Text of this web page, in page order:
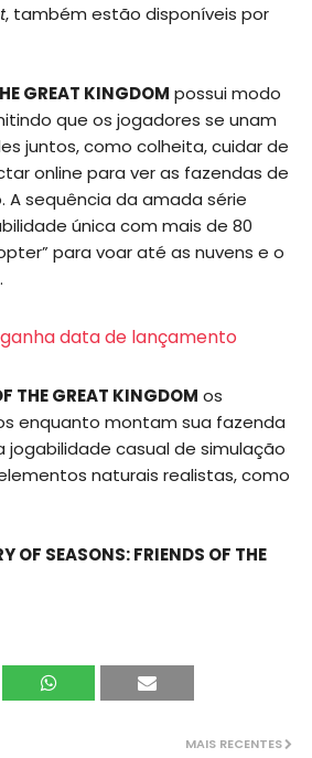
, também estão disponíveis por
GREAT KINGDOM possui modo
que os jogadores se unam
juntos, como colheita, cuidar de
online para ver as fazendas de
A sequência da amada série
única com mais de 80
para voar até as nuvens e o
data de lançamento
THE GREAT KINGDOM os
enquanto montam sua fazenda
casual de simulação
naturais realistas, como
OF SEASONS: FRIENDS OF THE
MAIS RECENTES